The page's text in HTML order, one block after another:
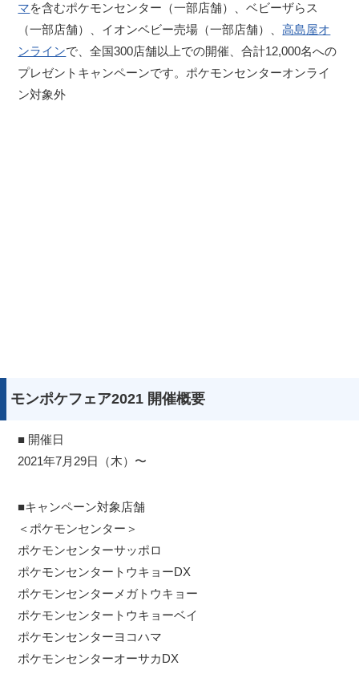
マを含むポケモンセンター（一部店舗）、ベビーザらス
（一部店舗）、イオンベビー売場（一部店舗）、高島屋オ
ンラインで、全国300店舗以上での開催、合計12,000名への
プレゼントキャンペーンです。ポケモンセンターオンライ
ン対象外
モンポケフェア2021 開催概要
■ 開催日
2021年7月29日（木）〜
■キャンペーン対象店舗
＜ポケモンセンター＞
ポケモンセンターサッポロ
ポケモンセンタートウキョーDX
ポケモンセンターメガトウキョー
ポケモンセンタートウキョーベイ
ポケモンセンターヨコハマ
ポケモンセンターオーサカDX